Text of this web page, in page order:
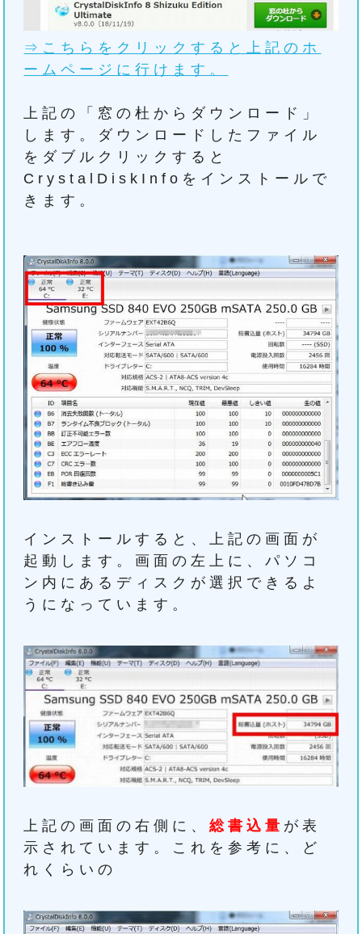
⇒こちらをクリックすると上記のホ
ームページに行けます。
上記の「窓の杜からダウンロード」
します。ダウンロードしたファイル
をダブルクリックすると
CrystalDiskInfoをインストールで
きます。
インストールすると、上記の画面が
起動します。画面の左上に、パソコ
ン内にあるディスクが選択できるよ
うになっています。
上記の画面の右側に、総書込量 が表
示されています。これを参考に、ど
れくらいの